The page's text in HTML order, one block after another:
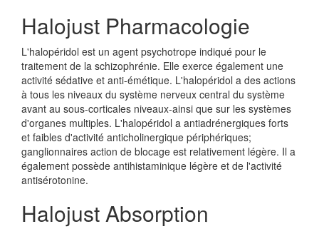
Halojust Pharmacologie
L'halopéridol est un agent psychotrope indiqué pour le
traitement de la schizophrénie. Elle exerce également une
activité sédative et anti-émétique. L'halopéridol a des actions
à tous les niveaux du système nerveux central du système
avant au sous-corticales niveaux-ainsi que sur les systèmes
d'organes multiples. L'halopéridol a antiadrénergiques forts
et faibles d'activité anticholinergique périphériques;
ganglionnaires action de blocage est relativement légère. Il a
également possède antihistaminique légère et de l'activité
antisérotonine.
Halojust Absorption